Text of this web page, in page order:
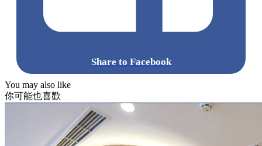
Share to Facebook
You may also like
你可能也喜歡